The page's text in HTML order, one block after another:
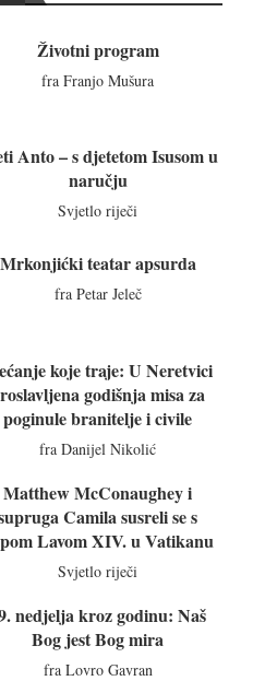
Životni program
fra Franjo Mušura
Anto – s djetetom Isusom u
naručju
Svjetlo riječi
Mrkonjićki teatar apsurda
fra Petar Jeleč
koje traje: U Neretvici
godišnja misa za
poginule branitelje i civile
fra Danijel Nikolić
Matthew McConaughey i
Camila susreli se s
Lavom XIV. u Vatikanu
Svjetlo riječi
nedjelja kroz godinu: Naš
Bog jest Bog mira
fra Lovro Gavran